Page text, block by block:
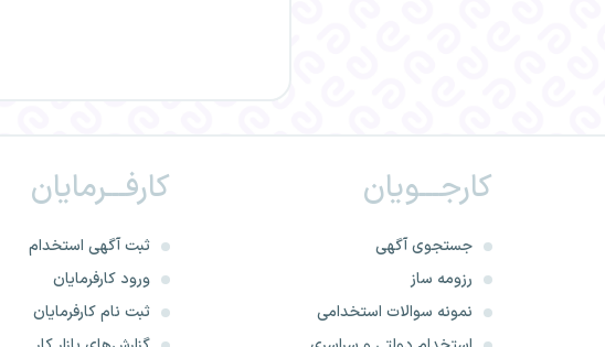
کارجـــویان
جستجوی آگهی
رزومه ساز
نمونه سوالات استخدامی
کارفـــرمایان
ثبت آگهی استخدام
ورود کارفرمایان
ثبت نام کارفرمایان